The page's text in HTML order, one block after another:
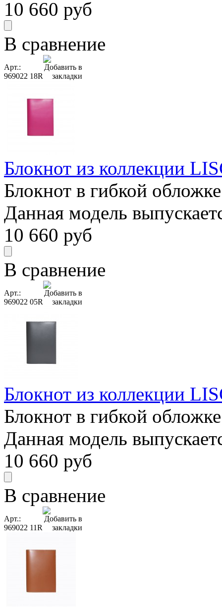
10 660 руб
В сравнение
Арт.:
969022 18R
Блокнот из коллекции
Блокнот в гибкой
Данная модель
10 660 руб
В сравнение
Арт.:
969022 05R
Блокнот из коллекции
Блокнот в гибкой
Данная модель
10 660 руб
В сравнение
Арт.:
969022 11R